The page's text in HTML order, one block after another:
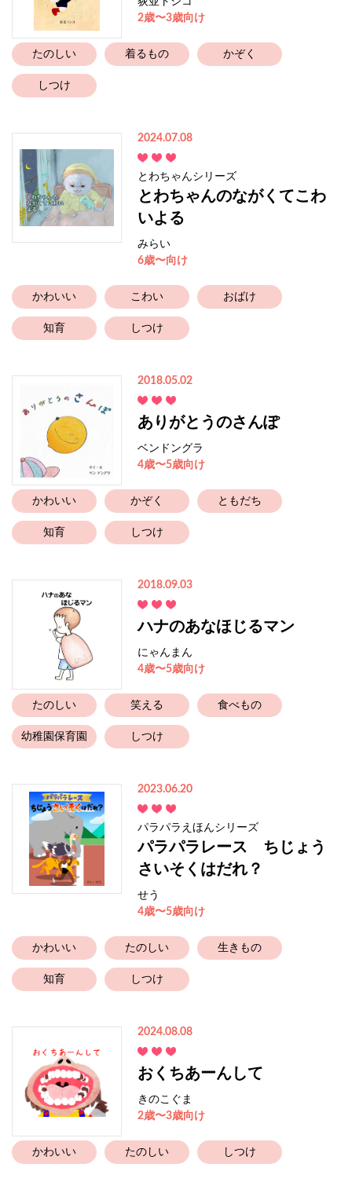
2歳〜3歳向け
たのしい 着るもの かぞく
しつけ
2024.07.08
とわちゃんシリーズ
とわちゃんのながくてこわ
いよる
みらい
6歳〜向け
かわいい こわい おばけ
知育 しつけ
2018.05.02
ありがとうのさんぽ
ベンドングラ
4歳〜5歳向け
かわいい かぞく ともだち
知育 しつけ
2018.09.03
ハナのあなほじるマン
にゃんまん
4歳〜5歳向け
たのしい 笑える 食べもの
幼稚園保育園 しつけ
2023.06.20
パラパラえほんシリーズ
パラパラレース ちじょう
さいそくはだれ？
せう
4歳〜5歳向け
かわいい たのしい 生きもの
知育 しつけ
2024.08.08
おくちあーんして
きのこぐま
2歳〜3歳向け
かわいい たのしい しつけ